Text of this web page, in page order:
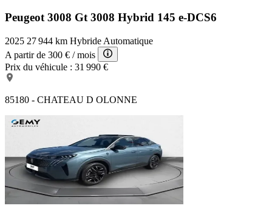
Peugeot 3008 Gt 3008 Hybrid 145 e-DCS6
2025 27 944 km Hybride Automatique
A partir de 300 € / mois
Prix du véhicule : 31 990 €
85180 - CHATEAU D OLONNE